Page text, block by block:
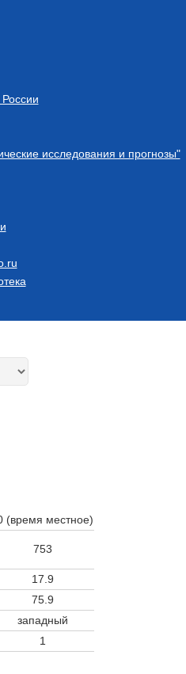
исследования и прогнозы"
(время местное)
753
17.9
75.9
западный
1